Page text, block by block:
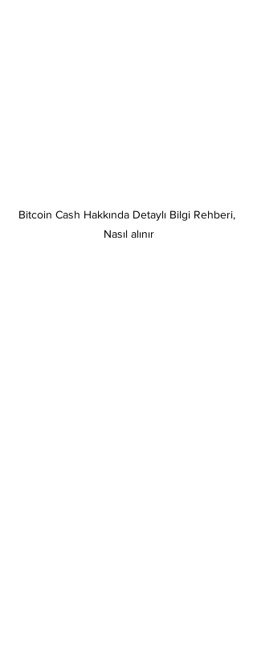
Bitcoin Cash Hakkında Detaylı Bilgi Rehberi,
Nasıl alınır